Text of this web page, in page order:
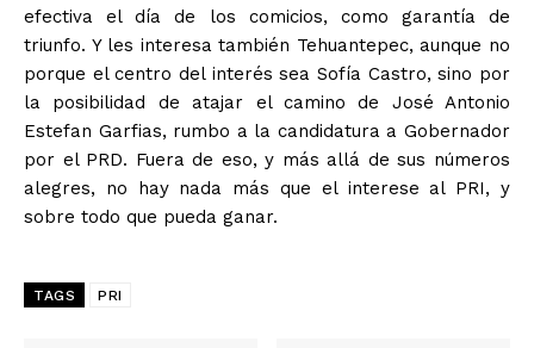
efectiva el día de los comicios, como garantía de
triunfo. Y les interesa también Tehuantepec, aunque no
porque el centro del interés sea Sofía Castro, sino por
la posibilidad de atajar el camino de José Antonio
Estefan Garfias, rumbo a la candidatura a Gobernador
por el PRD. Fuera de eso, y más allá de sus números
alegres, no hay nada más que el interese al PRI, y
sobre todo que pueda ganar.
TAGS PRI